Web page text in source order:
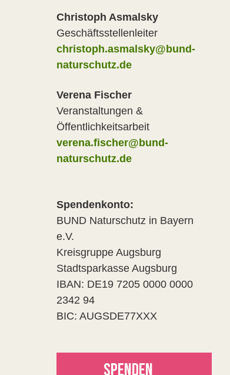
Christoph Asmalsky
Geschäftsstellenleiter
christoph.asmalsky@bund-
naturschutz.de
Verena Fischer
Veranstaltungen &
Öffentlichkeitsarbeit
verena.fischer@bund-
naturschutz.de
Spendenkonto:
BUND Naturschutz in Bayern
e.V.
Kreisgruppe Augsburg
Stadtsparkasse Augsburg
IBAN: DE19 7205 0000 0000
2342 94
BIC: AUGSDE77XXX
SPENDEN